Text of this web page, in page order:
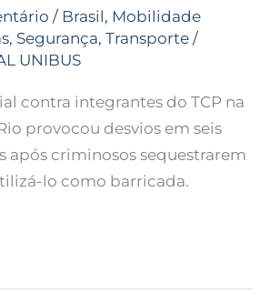
/ Brasil, Mobilidade
, Segurança, Transporte /
UNIBUS
contra integrantes do TCP na
provocou desvios em seis
após criminosos sequestrarem
lo como barricada.